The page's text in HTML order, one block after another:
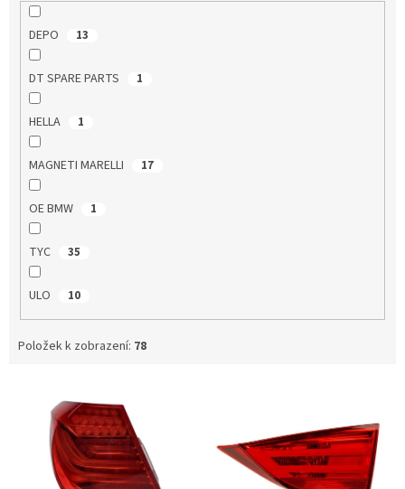
DEPO 13
DT SPARE PARTS 1
HELLA 1
MAGNETI MARELLI 17
OE BMW 1
TYC 35
ULO 10
Položek k zobrazení: 78